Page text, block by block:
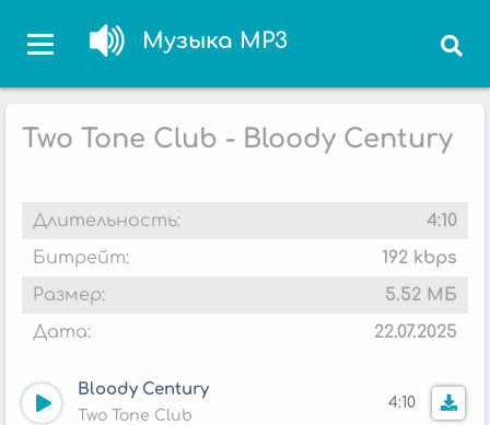
Музыка MP3
Two Tone Club - Bloody Century
Длительность:
4:10
Битрейт:
192 kbps
Размер:
5.52 МБ
Дата:
22.07.2025
Bloody Century
Two Tone Club
4:10